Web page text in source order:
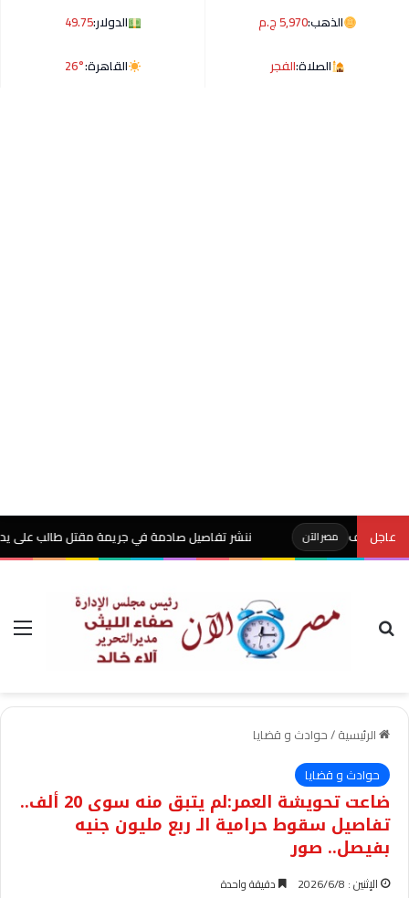
الذهب:5,970 ج.م الدولار:49.75
الصلاة:الفجر القاهرة:26°
عاجل
مصر الآن ننشر تفاصيل صادمة في جريمة مقتل طالب على يد والده
بحث عن
الرئيسية/حوادث و قضايا
حوادث و قضايا
ضاعت تحويشة العمر:لم يتبق منه سوى 20 ألف..
تفاصيل سقوط حرامية الـ ربع مليون جنيه
بفيصل.. صور
الإثنين : 2026/6/8 دقيقة واحدة